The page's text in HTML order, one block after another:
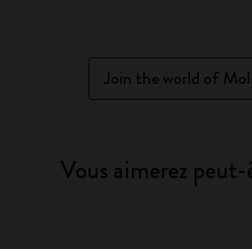
Join the world of
Vous aimerez peut-